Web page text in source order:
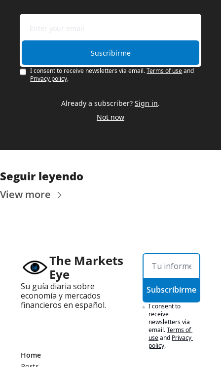
Suscribirme
I consent to receive newsletters via email. Terms of use and
Privacy policy.
Already a subscriber? Sign in.
Not now
Seguir leyendo
View more
The Markets
Eye
Su guía diaria sobre
economía y mercados
financieros en español.
Subscribirme
I consent to
receive
newsletters via
email.Terms of
useand Privacy
policy.
Home